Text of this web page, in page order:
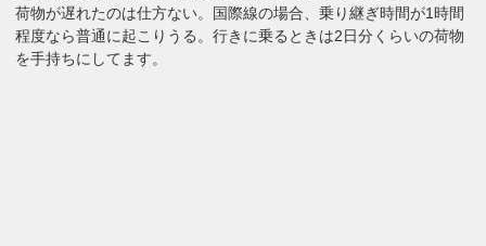
荷物が遅れたのは仕方ない。国際線の場合、乗り継ぎ時間が1時間
程度なら普通に起こりうる。行きに乗るときは2日分くらいの荷物
を手持ちにしてます。